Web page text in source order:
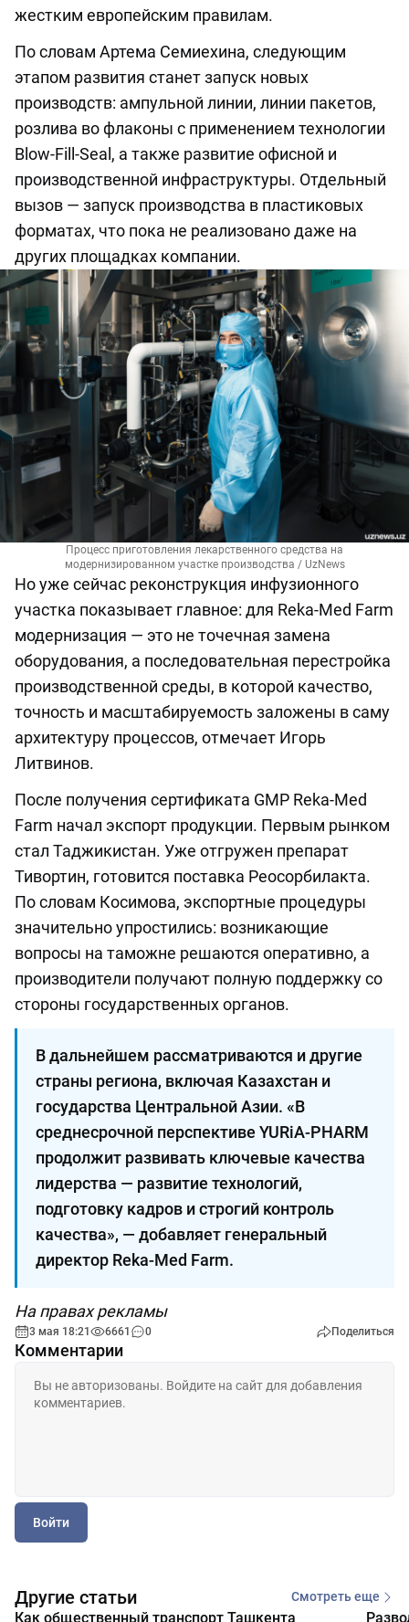
жестким европейским правилам.
По словам Артема Семиехина, следующим
этапом развития станет запуск новых
производств: ампульной линии, линии пакетов,
розлива во флаконы с применением технологии
Blow-Fill-Seal, а также развитие офисной и
производственной инфраструктуры. Отдельный
вызов — запуск производства в пластиковых
форматах, что пока не реализовано даже на
других площадках компании.
Процесс приготовления лекарственного средства на
модернизированном участке производства / UzNews
Но уже сейчас реконструкция инфузионного
участка показывает главное: для Reka-Med Farm
модернизация — это не точечная замена
оборудования, а последовательная перестройка
производственной среды, в которой качество,
точность и масштабируемость заложены в саму
архитектуру процессов, отмечает Игорь
Литвинов.
После получения сертификата GMP Reka-Med
Farm начал экспорт продукции. Первым рынком
стал Таджикистан. Уже отгружен препарат
Тивортин, готовится поставка Реосорбилакта.
По словам Косимова, экспортные процедуры
значительно упростились: возникающие
вопросы на таможне решаются оперативно, а
производители получают полную поддержку со
стороны государственных органов.
В дальнейшем рассматриваются и другие
страны региона, включая Казахстан и
государства Центральной Азии. «В
среднесрочной перспективе YURiA-PHARM
продолжит развивать ключевые качества
лидерства — развитие технологий,
подготовку кадров и строгий контроль
качества», — добавляет генеральный
директор Reka-Med Farm.
На правах рекламы
3 мая 18:21 6661 0 Поделиться
Комментарии
Войти
Другие статьи Смотреть еще
Как общественный транспорт Ташкента